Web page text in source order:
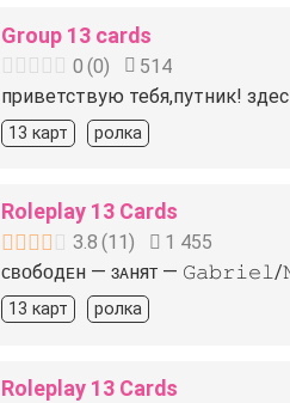
Group 13 cards
0 (0)
514
приветствую тебя,путник!
13 карт ролка
Roleplay 13 Cards
3.8 (11 )
1 455
ᴄʙᴏбᴏдᴇн — ɜᴀняᴛ —
13 карт ролка
Roleplay 13 Cards